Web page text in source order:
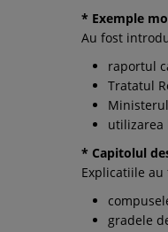
* Exemple
Au fost
raportul
Tratatul
utilizarea
* Capitolul
Explicatiile
gradele